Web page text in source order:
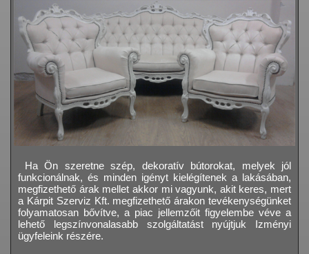
Ha Ön szeretne szép, dekoratív bútorokat, melyek jól
funkcionálnak, és minden igényt kielégítenek a lakásában,
megfizethető árak mellet akkor mi vagyunk, akit keres, mert
a Kárpit Szerviz Kft. megfizethető árakon tevékenységünket
folyamatosan bővítve, a piac jellemzőit figyelembe véve a
lehető legszínvonalasabb szolgáltatást nyújtjuk Izményi
ügyfeleink részére.